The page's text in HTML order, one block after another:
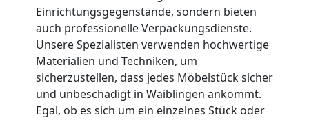
Einrichtungsgegenstände, sondern bieten
auch professionelle Verpackungsdienste.
Unsere Spezialisten verwenden hochwertige
Materialien und Techniken, um
sicherzustellen, dass jedes Möbelstück sicher
und unbeschädigt in Waiblingen ankommt.
Egal, ob es sich um ein einzelnes Stück oder
Service-
Umzug